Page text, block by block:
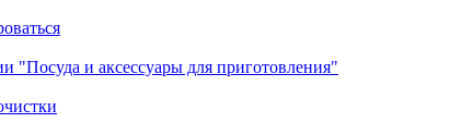
"Посуда и аксессуары для приготовления"